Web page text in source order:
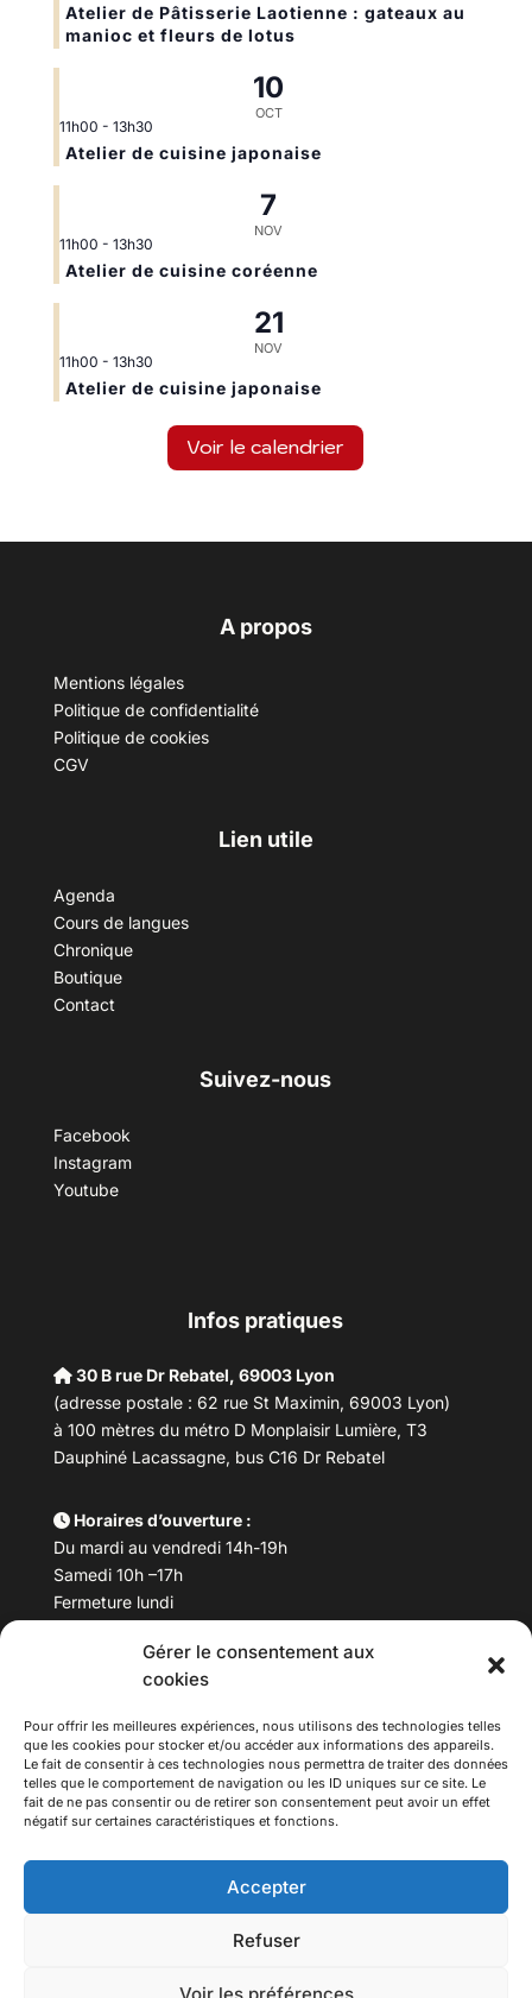
Gérer le consentement aux
cookies
Pour offrir les meilleures expériences, nous utilisons des technologies telles
que les cookies pour stocker et/ou accéder aux informations des appareils.
Le fait de consentir à ces technologies nous permettra de traiter des données
telles que le comportement de navigation ou les ID uniques sur ce site. Le
fait de ne pas consentir ou de retirer son consentement peut avoir un effet
négatif sur certaines caractéristiques et fonctions.
Accepter
Refuser
Voir les préférences
Atelier de Pâtisserie Laotienne : gateaux au
manioc et fleurs de lotus
10
OCT
11h00 - 13h30
Atelier de cuisine japonaise
7
NOV
11h00 - 13h30
Atelier de cuisine coréenne
21
NOV
11h00 - 13h30
Atelier de cuisine japonaise
Voir le calendrier
A propos
Mentions légales
Politique de confidentialité
Politique de cookies
CGV
Lien utile
Agenda
Cours de langues
Chronique
Boutique
Contact
Suivez-nous
Facebook
Instagram
Youtube
Infos pratiques
30 B rue Dr Rebatel, 69003 Lyon
(adresse postale : 62 rue St Maximin, 69003 Lyon)
à 100 mètres du métro D Monplaisir Lumière, T3
Dauphiné Lacassagne, bus C16 Dr Rebatel
Horaires d’ouverture :
Du mardi au vendredi 14h-19h
Samedi 10h –17h
Fermeture lundi
Téléphone : 04 78 53 06 40
maisondesculturesasiatiques@asiexpo.com